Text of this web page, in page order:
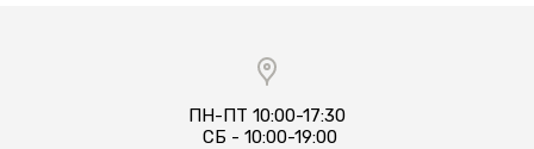
ПН-ПТ 10:00-17:30​
​​​​ СБ - 10:00-19:00